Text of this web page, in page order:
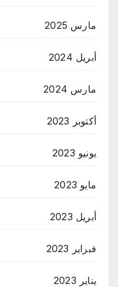
مارس 2025
أبريل 2024
مارس 2024
أكتوبر 2023
يونيو 2023
مايو 2023
أبريل 2023
فبراير 2023
يناير 2023